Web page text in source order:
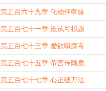
第五百六十九章 化劫伴孽缘
第五百七十一章 殿试可拟题
第五百七十三章 爱欲嗔痴毒
第五百七十五章 帝宫传隐危
第五百七十七章 心正破万法